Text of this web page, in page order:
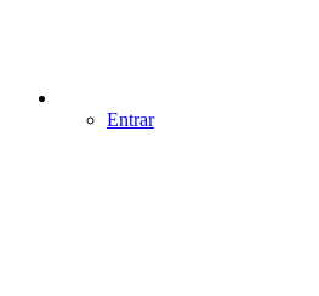
Entrar